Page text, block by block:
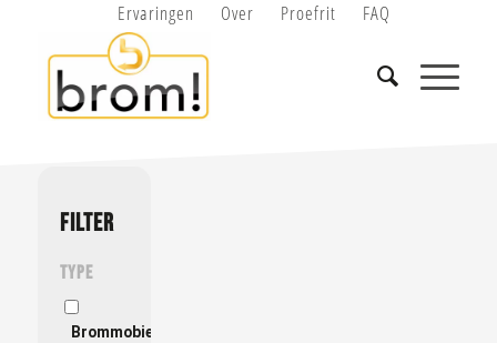
Ervaringen Over Proefrit FAQ
FILTER
Type
Brommobiel